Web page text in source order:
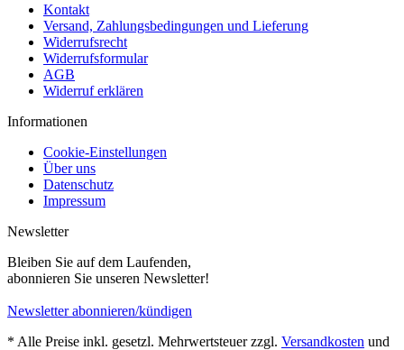
Kontakt
Versand, Zahlungsbedingungen und Lieferung
Widerrufsrecht
Widerrufsformular
AGB
Widerruf erklären
Informationen
Cookie-Einstellungen
Über uns
Datenschutz
Impressum
Newsletter
Bleiben Sie auf dem Laufenden,
abonnieren Sie unseren Newsletter!
Newsletter abonnieren/kündigen
* Alle Preise inkl. gesetzl. Mehrwertsteuer zzgl. Versandkosten und